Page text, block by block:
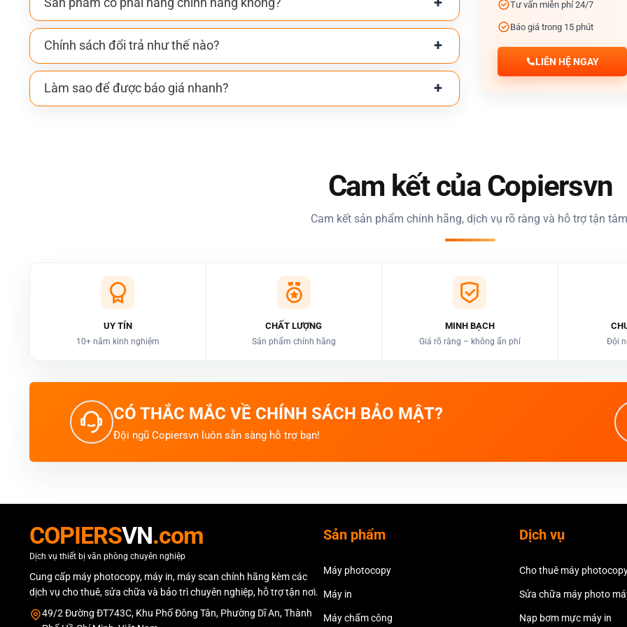
Sản phẩm có phải hàng chính hãng không?
Chính sách đổi trả như thế nào?
Làm sao để được báo giá nhanh?
Tư vấn miễn phí 24/7
Báo giá trong 15 phút
LIÊN HỆ NGAY
Cam kết của Copiersvn
Cam kết sản phẩm chính hãng, dịch vụ rõ ràng và hỗ trợ tận
UY TÍN
10+ năm kinh nghiệm
CHẤT LƯỢNG
Sản phẩm chính hãng
MINH BẠCH
Giá rõ ràng – không ẩn phí Đội
CÓ THẮC MẮC VỀ CHÍNH SÁCH BẢO MẬT?
Đội ngũ Copiersvn luôn sẵn sàng hỗ trợ bạn!
COPIERSVN.com
Dịch vụ thiết bị văn phòng chuyên nghiệp
Cung cấp máy photocopy, máy in, máy scan chính hãng kèm các
dịch vụ cho thuê, sửa chữa và bảo trì chuyên nghiệp, hỗ trợ tận nơi.
49/2 Đường ĐT743C, Khu Phố Đông Tân, Phường Dĩ An, Thành
Sản phẩm
Máy photocopy
Máy in
Máy chấm công
Dịch vụ
Cho thuê máy
Sửa chữa máy photo
Nạp bơm mực máy in